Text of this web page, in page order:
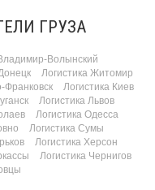
ГРУЗА
Волынский
Логистика Житомир
Франковск
Логистика Киев
Логистика Львов
Логистика Одесса
Логистика Сумы
Логистика Херсон
Логистика Чернигов